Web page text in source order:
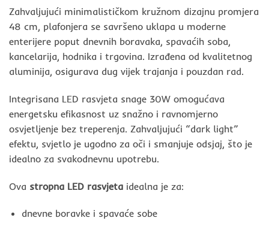
Zahvaljujući minimalističkom kružnom dizajnu promjera
48 cm, plafonjera se savršeno uklapa u moderne
enterijere poput dnevnih boravaka, spavaćih soba,
kancelarija, hodnika i trgovina. Izrađena od kvalitetnog
aluminija, osigurava dug vijek trajanja i pouzdan rad.
Integrisana LED rasvjeta snage 30W omogućava
energetsku efikasnost uz snažno i ravnomjerno
osvjetljenje bez treperenja. Zahvaljujući “dark light”
efektu, svjetlo je ugodno za oči i smanjuje odsjaj, što je
idealno za svakodnevnu upotrebu.
Ova stropna LED rasvjeta idealna je za:
dnevne boravke i spavaće sobe